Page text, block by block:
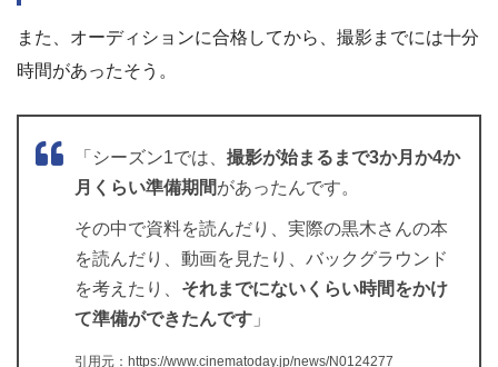
また、オーディションに合格してから、撮影までには十分
時間があったそう。
「シーズン1では、 撮影が始まるまで3か月か4か
月くらい準備期間があったんです。
その中で資料を読んだり、実際の黒木さんの本
を読んだり、動画を見たり、バックグラウンド
を考えたり、 それまでにないくらい時間をかけ
て準備ができたんです 」
引用元：https://www.cinematoday.jp/news/N0124277